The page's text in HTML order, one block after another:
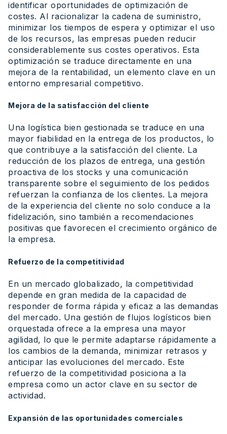
identificar oportunidades de optimización de
costes. Al racionalizar la cadena de suministro,
minimizar los tiempos de espera y optimizar el uso
de los recursos, las empresas pueden reducir
considerablemente sus costes operativos. Esta
optimización se traduce directamente en una
mejora de la rentabilidad, un elemento clave en un
entorno empresarial competitivo.
Mejora de la satisfacción del cliente
Una logística bien gestionada se traduce en una
mayor fiabilidad en la entrega de los productos, lo
que contribuye a la satisfacción del cliente. La
reducción de los plazos de entrega, una gestión
proactiva de los stocks y una comunicación
transparente sobre el seguimiento de los pedidos
refuerzan la confianza de los clientes. La mejora
de la experiencia del cliente no solo conduce a la
fidelización, sino también a recomendaciones
positivas que favorecen el crecimiento orgánico de
la empresa.
Refuerzo de la competitividad
En un mercado globalizado, la competitividad
depende en gran medida de la capacidad de
responder de forma rápida y eficaz a las demandas
del mercado. Una gestión de flujos logísticos bien
orquestada ofrece a la empresa una mayor
agilidad, lo que le permite adaptarse rápidamente a
los cambios de la demanda, minimizar retrasos y
anticipar las evoluciones del mercado. Este
refuerzo de la competitividad posiciona a la
empresa como un actor clave en su sector de
actividad.
Expansión de las oportunidades comerciales